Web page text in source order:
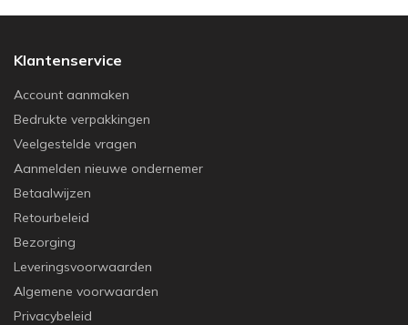
Klantenservice
Account aanmaken
Bedrukte verpakkingen
Veelgestelde vragen
Aanmelden nieuwe ondernemer
Betaalwijzen
Retourbeleid
Bezorging
Leveringsvoorwaarden
Algemene voorwaarden
Privacybeleid